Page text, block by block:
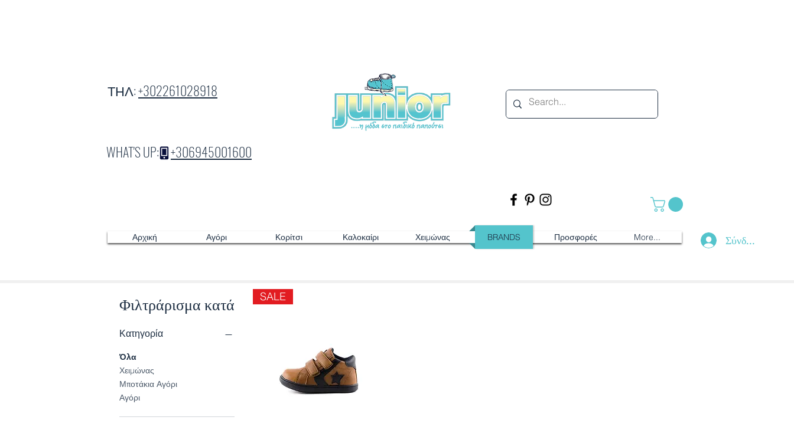
ΤΗΛ:+302261028918
WHAT'S UP:+306945001600
Αρχική Αγόρι Κορίτσι Καλοκαίρι Χειμώνας BRANDS Προσφορές More... Σύνδεση
Φιλτράρισμα κατά
Κατηγορία
Όλα
Χειμώνας
Μποτάκια Αγόρι
Αγόρι
SALE